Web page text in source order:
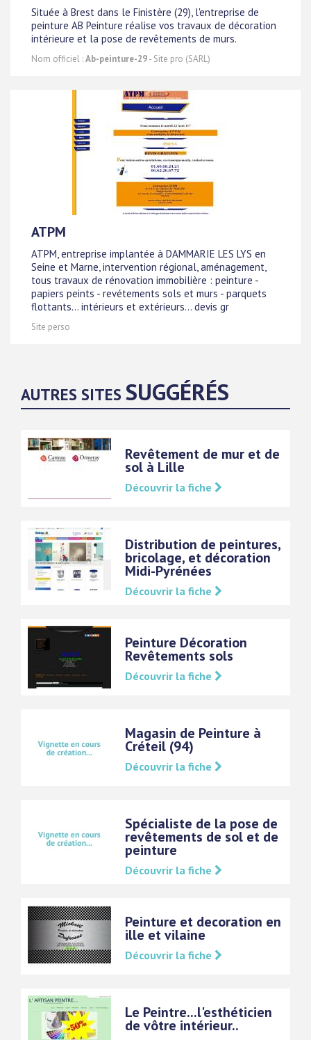
Située à Brest dans le Finistère (29), l'entreprise de
peinture AB Peinture réalise vos travaux de décoration
intérieure et la pose de revêtements de murs.
Nom officiel :Ab-peinture-29- Site pro (SARL)
ATPM
ATPM, entreprise implantée à DAMMARIE LES LYS en
Seine et Marne, intervention régional, aménagement,
tous travaux de rénovation immobilière : peinture -
papiers peints - revétements sols et murs - parquets
flottants... intérieurs et extérieurs... devis gr
Site perso
AUTRES SITES SUGGÉRÉS
Revêtement de mur et de
sol à Lille
Découvrir la fiche
Distribution de peintures,
bricolage, et décoration
Midi-Pyrénées
Découvrir la fiche
Peinture Décoration
Revêtements sols
Découvrir la fiche
Magasin de Peinture à
Créteil (94)
Découvrir la fiche
Spécialiste de la pose de
revêtements de sol et de
peinture
Découvrir la fiche
Peinture et decoration en
ille et vilaine
Découvrir la fiche
Le Peintre...l'esthéticien
de vôtre intérieur..